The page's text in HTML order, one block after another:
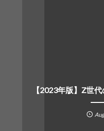
【2023年版】Z世